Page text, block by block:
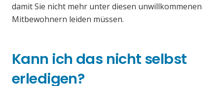
damit Sie nicht mehr unter diesen unwillkommenen
Mitbewohnern leiden müssen.
Kann ich das nicht selbst
erledigen?